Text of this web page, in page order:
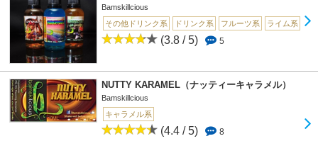
Bamskillcious
その他ドリンク系
ドリンク系 フルーツ系 ライム系
(3.8 / 5) 5
NUTTY KARAMEL（ナッティーキャラメル）
Bamskillcious
キャラメル系
(4.4 / 5) 8